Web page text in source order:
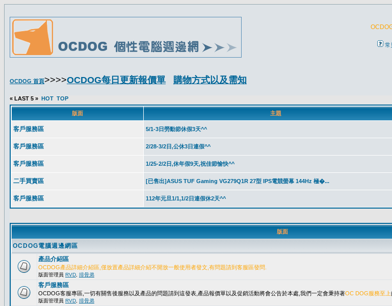
常
OCDOG 首頁>>>>OCDOG每日更新報價單 購物方式以及需知
版面
OCDOG電腦週邊網區
產品介紹區
OCDOG產品詳細介紹區,僅放置產品詳細介紹不開放一般使用者發文,有問題請到客服區發問.
版面管理員 RVD 排骨弟
客戶服務區
OCDOG客服專區,一切有關售後服務以及產品的問題請到這發表,產品報價單以及促銷活動將會公告於本處,我們一定會秉持著OC DOG服務至上
版面管理員 RVD 排骨弟